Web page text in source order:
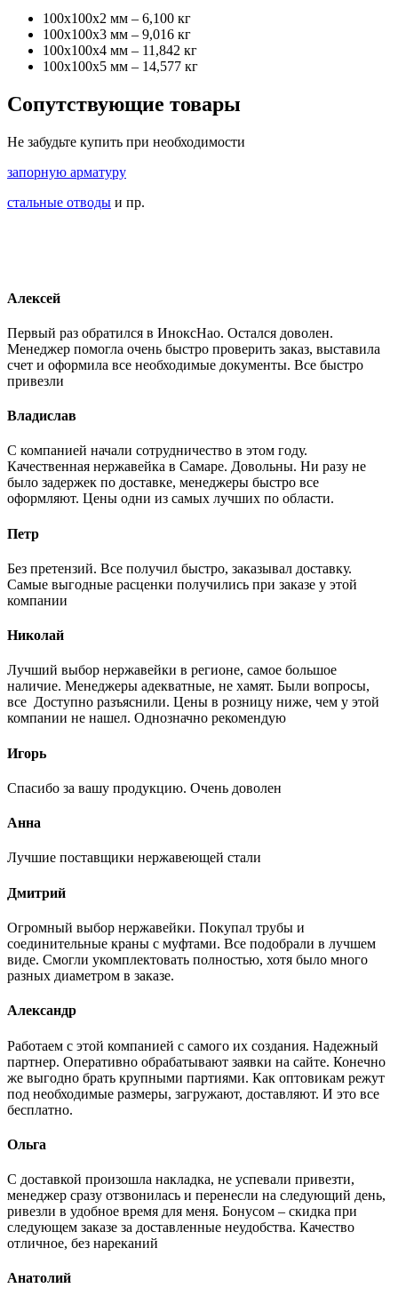
100х100х2 мм – 6,100 кг
100х100х3 мм – 9,016 кг
100х100х4 мм – 11,842 кг
100х100х5 мм – 14,577 кг
Сопутствующие товары
Не забудьте купить при необходимости
запорную арматуру
стальные отводы и пр.
Алексей
Первый раз обратился в ИноксНао. Остался доволен.
Менеджер помогла очень быстро проверить заказ, выставила
счет и оформила все необходимые документы. Все быстро
привезли
Владислав
С компанией начали сотрудничество в этом году.
Качественная нержавейка в Самаре. Довольны. Ни разу не
было задержек по доставке, менеджеры быстро все
оформляют. Цены одни из самых лучших по области.
Петр
Без претензий. Все получил быстро, заказывал доставку.
Самые выгодные расценки получились при заказе у этой
компании
Николай
Лучший выбор нержавейки в регионе, самое большое
наличие. Менеджеры адекватные, не хамят. Были вопросы,
все Доступно разъяснили. Цены в розницу ниже, чем у этой
компании не нашел. Однозначно рекомендую
Игорь
Спасибо за вашу продукцию. Очень доволен
Анна
Лучшие поставщики нержавеющей стали
Дмитрий
Огромный выбор нержавейки. Покупал трубы и
соединительные краны с муфтами. Все подобрали в лучшем
виде. Смогли укомплектовать полностью, хотя было много
разных диаметром в заказе.
Александр
Работаем с этой компанией с самого их создания. Надежный
партнер. Оперативно обрабатывают заявки на сайте. Конечно
же выгодно брать крупными партиями. Как оптовикам режут
под необходимые размеры, загружают, доставляют. И это все
бесплатно.
Ольга
С доставкой произошла накладка, не успевали привезти,
менеджер сразу отзвонилась и перенесли на следующий день,
ривезли в удобное время для меня. Бонусом – скидка при
следующем заказе за доставленные неудобства. Качество
отличное, без нареканий
Анатолий